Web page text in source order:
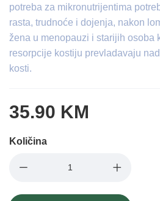
potreba za mikronutrijentima
rasta, trudnoće i dojenja, nakon
žena u menopauzi i starijih osoba
resorpcije kostiju prevladavaju
kosti.
35.90 KM
Količina